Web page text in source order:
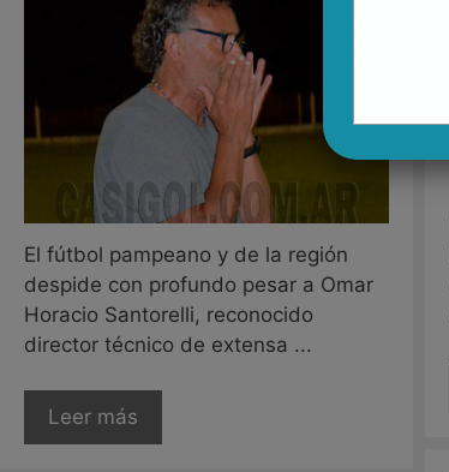
El fútbol pampeano y de la región
despide con profundo pesar a Omar
Horacio Santorelli, reconocido
director técnico de extensa ...
Leer más